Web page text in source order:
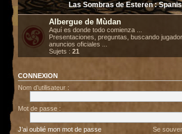
Las Sombras de Esteren :
Albergue de Mùdan
Aquí es donde todo comienza ...
Presentaciones, preguntas, buscando
anuncios oficiales ...
Sujets : 21
CONNEXION
Nom d’utilisateur :
Mot de passe :
J’ai oublié mon mot de passe Se